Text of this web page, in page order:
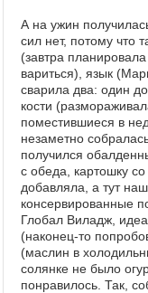
А на ужин
сил нет, потому что
(завтра
вариться), язык
сварила два: один
кости
поместившиеся в
незаметно
получился
с обеда, картошку
добавляла, а тут
консервированные
Глобал Виладж,
(наконец-то
(маслин в
солянке не было
понравилось. Так,